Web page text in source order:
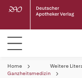
Home Weitere
Ganzheitsmedizin